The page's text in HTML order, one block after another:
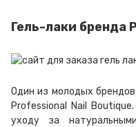
Гель-лаки бренда
Один из молодых
Professional Nail
уходу за